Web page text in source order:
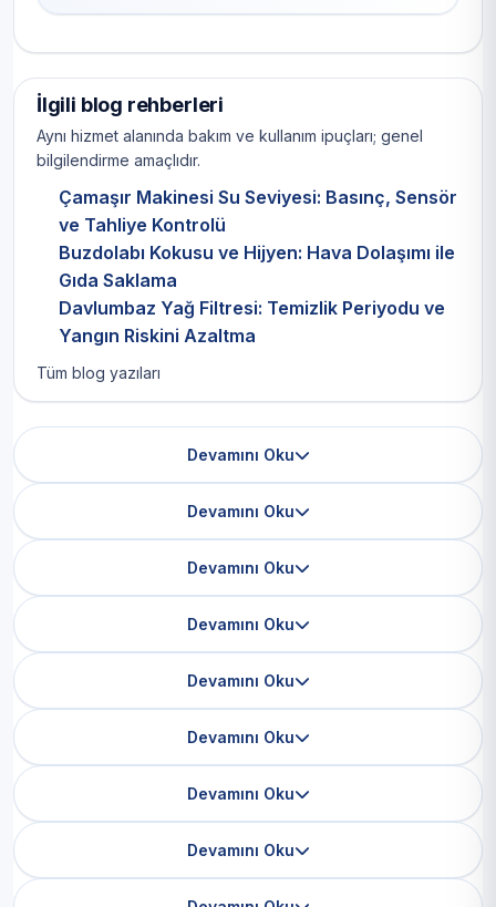
İlgili blog rehberleri
Aynı hizmet alanında bakım ve kullanım ipuçları; genel
bilgilendirme amaçlıdır.
Çamaşır Makinesi Su Seviyesi: Basınç, Sensör
ve Tahliye Kontrolü
Buzdolabı Kokusu ve Hijyen: Hava Dolaşımı ile
Gıda Saklama
Davlumbaz Yağ Filtresi: Temizlik Periyodu ve
Yangın Riskini Azaltma
Tüm blog yazıları
Devamını Oku
Devamını Oku
Devamını Oku
Devamını Oku
Devamını Oku
Devamını Oku
Devamını Oku
Devamını Oku